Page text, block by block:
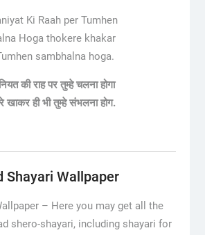
Ki Raah per Tumhen
Hoga thokere khakar
sambhalna hoga.
की राह पर तुम्हे चलना होगा
खाकर ही ​भी तुम्हे संभलना होग.
Shayari Wallpaper
– Here you may get all the
shero-shayari, including shayari for